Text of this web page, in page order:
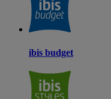
ibis budget